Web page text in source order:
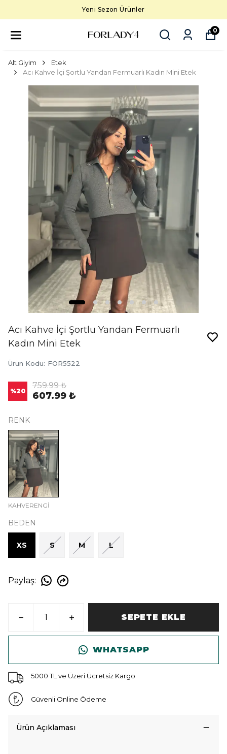
Yeni Sezon Ürünler
0
Alt Giyim
Etek
Acı Kahve İçi Şortlu Yandan Fermuarlı Kadın Mini Etek
Acı Kahve İçi Şortlu Yandan Fermuarlı
Kadın Mini Etek
Ürün Kodu: FOR5522
%20
759.99 ₺
607.99 ₺
RENK
KAHVERENGİ
BEDEN
XS S M L
Paylaş:
SEPETE EKLE
WHATSAPP
5000 TL ve Üzeri Ücretsiz Kargo
Güvenli Online Ödeme
Ürün Açıklaması